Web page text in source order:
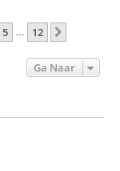
5 12
Ga Naar